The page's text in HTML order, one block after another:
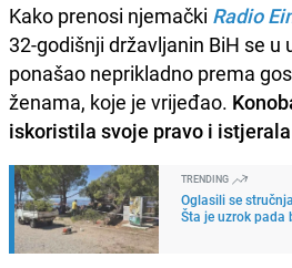
Kako prenosi njemački Radio
32-godišnji državljanin BiH se u
ponašao neprikladno prema
ženama, koje je vrijeđao.
iskoristila svoje pravo i
TRENDING
Oglasili se
Šta je uzrok pada